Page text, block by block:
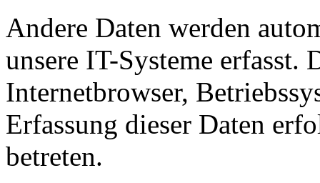
Andere Daten werden
unsere IT-Systeme erfasst.
Internetbrowser,
Erfassung dieser Daten
betreten.